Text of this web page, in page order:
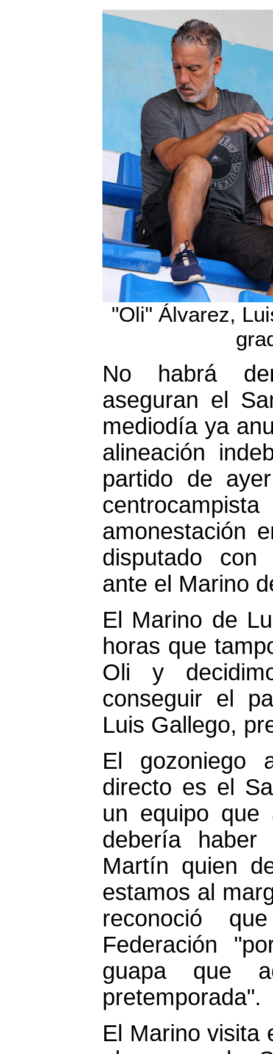
"Oli" Álvarez,
No habrá
aseguran el
mediodía ya
alineación
partido de
amonestación
disputado con
ante el Marino
El Marino de
horas que
Oli y
conseguir el
Luis Gallego,
El gozoniego
directo es el
un equipo que
debería
Martín quien
estamos al
reconoció
Federación
guapa que
pretemporada".
El Marino visita